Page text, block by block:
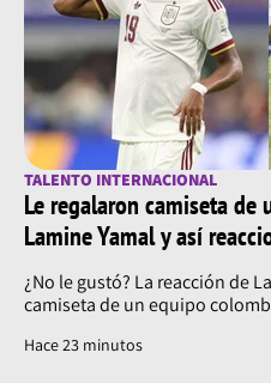
TALENTO INTERNACIONAL
Le regalaron camiseta
Lamine Yamal y así
¿No le gustó? La reacción de
camiseta de un equipo
Hace 23 minutos